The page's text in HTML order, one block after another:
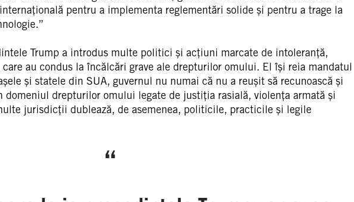
pentru a implementa reglementări solide și pentru a trage la
Trump a introdus multe politici și acțiuni marcate de intoleranță,
au condus la încălcări grave ale drepturilor omului. El își reia mandatul
și statele din SUA, guvernul nu numai că nu a reușit să recunoască și
domeniul drepturilor omului legate de justiția rasială, violența armată și
jurisdicții dublează, de asemenea, politicile, practicile și legile
“